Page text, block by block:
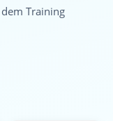
Training